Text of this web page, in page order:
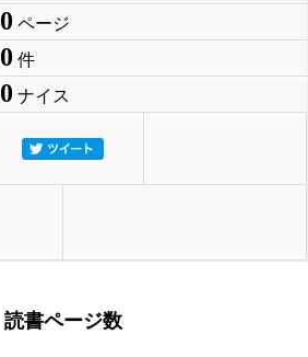
0 ページ
0 件
0 ナイス
読書ページ数